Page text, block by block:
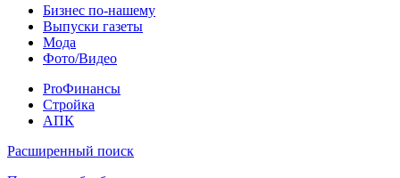
Разное
Бизнес по-нашему
Выпуски газеты
Мода
Фото/Видео
Pro
ProФинансы
Стройка
АПК
Информация
Расширенный поиск